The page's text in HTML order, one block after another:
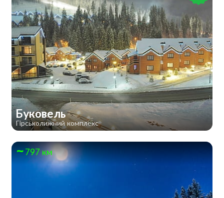
Буковель
Гірськолижний комплекс
797 км